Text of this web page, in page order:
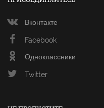
Вконтакте
Facebook
Одноклассники
Twitter